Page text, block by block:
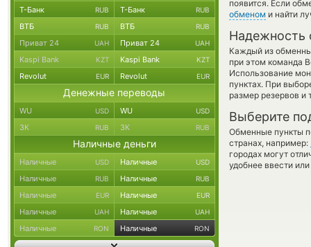
появится. Если
обменом и найти
Надежность
Каждый из
при этом команда
Использование
пунктах. При
размер резервов и
Выберите
Обменные пункты
странах, например:
городах могут
удобнее ввести
Т-Банк RUB Т-Банк RUB
ВТБ RUB ВТБ RUB
Приват 24 UAH Приват 24 UAH
Kaspi Bank KZT Kaspi Bank KZT
Revolut EUR Revolut EUR
Денежные переводы
WU USD WU USD
ЗК RUB ЗК RUB
Наличные деньги
Наличные USD Наличные USD
Наличные RUB Наличные RUB
Наличные EUR Наличные EUR
Наличные UAH Наличные UAH
Наличные RON Наличные RON